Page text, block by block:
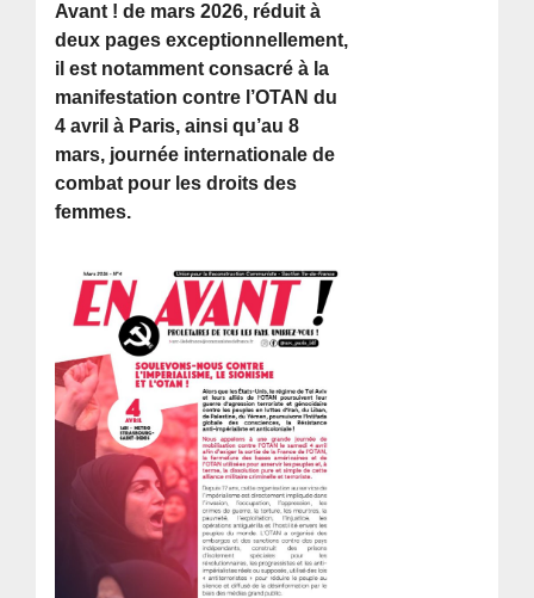
Avant ! de mars 2026, réduit à
deux pages exceptionnellement,
il est notamment consacré à la
manifestation contre l’OTAN du
4 avril à Paris, ainsi qu’au 8
mars, journée internationale de
combat pour les droits des
femmes.